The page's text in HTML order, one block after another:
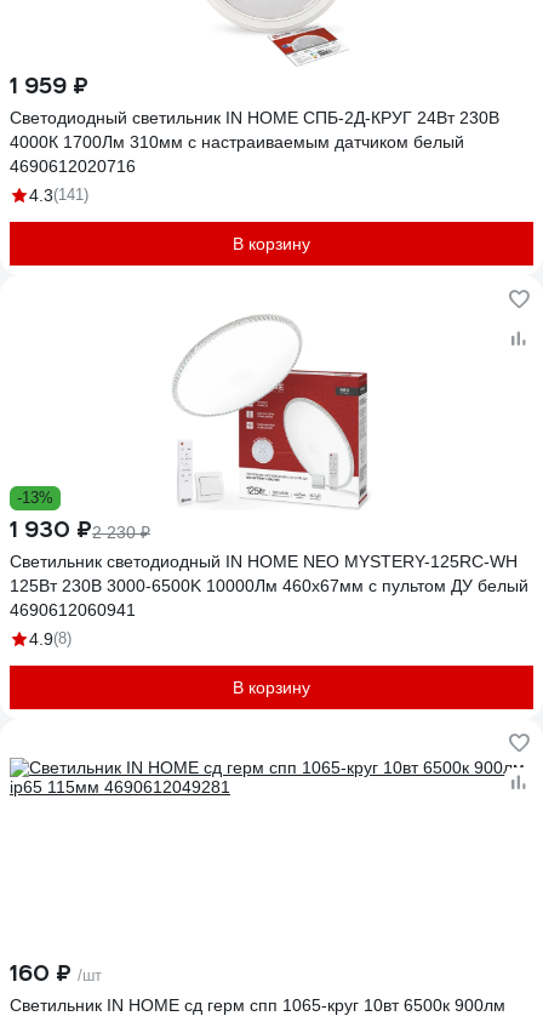
1 959 ₽
Светодиодный светильник IN HOME СПБ-2Д-КРУГ 24Вт 230В
4000К 1700Лм 310мм с настраиваемым датчиком белый
4690612020716
4.3(141)
В корзину
-13%
1 930 ₽2 230 ₽
Светильник светодиодный IN HOME NEO MYSTERY-125RC-WH
125Вт 230В 3000-6500K 10000Лм 460x67мм с пультом ДУ белый
4690612060941
4.9(8)
В корзину
160 ₽ /шт
Светильник IN HOME сд герм спп 1065-круг 10вт 6500к 900лм